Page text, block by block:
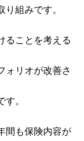
組みです。
ることを考える
ォリオが改善さ
。
間も保険内容が